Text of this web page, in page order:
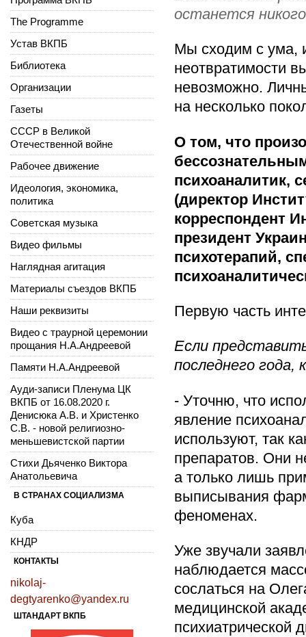
останется
Мы сходим с ума,
неотвратимости
невозможно.
на несколько
О том, что
психоаналитик,
(директор
корреспондент
президент
психотерапий,
Первую часть
Если
последнего года,
- Уточню, что
явление
используют, так
препаратов. Они
а только лишь
выписывания
феноменах.
Уже звучали
наблюдается
сослаться на
медицинской
психиатрической
The Programme
Устав ВКПБ
Библиотека
Организации
Газеты
СССР в Великой
Отечественной войне
Рабочее движение
Идеология, экономика,
политика
Советская музыка
Видео фильмы
Наглядная агитация
Материалы съездов ВКПБ
Наши реквизиты
Видео с траурной церемонии
прощания Н.А.Андреевой
Памяти Н.А.Андреевой
Ауди-записи Пленума ЦК
ВКПБ от 16.08.2020 г.
Денисюка А.В. и Христенко
С.В. - новой религиозно-
меньшевистской партии
Стихи Дьяченко Виктора
Анатольевича
В СТРАНАХ СОЦИАЛИЗМА
Куба
КНДР
КОНТАКТЫ
nikolaj-
degtyarenko@yandex.ru
ШТАНДАРТ ВКПБ